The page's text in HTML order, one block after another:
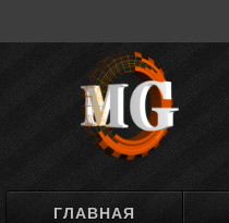
ГЛАВНАЯ